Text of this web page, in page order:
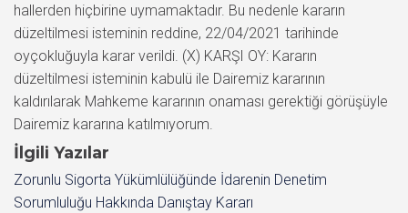
hallerden hiçbirine uymamaktadır. Bu nedenle kararın
düzeltilmesi isteminin reddine, 22/04/2021 tarihinde
oyçokluğuyla karar verildi. (X) KARŞI OY: Kararın
düzeltilmesi isteminin kabulü ile Dairemiz kararının
kaldırılarak Mahkeme kararının onaması gerektiği görüşüyle
Dairemiz kararına katılmıyorum.
İlgili Yazılar
Zorunlu Sigorta Yükümlülüğünde İdarenin Denetim
Sorumluluğu Hakkında Danıştay Kararı